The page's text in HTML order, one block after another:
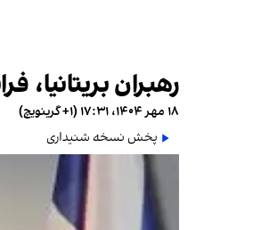
رهبران
۱۸ مهر ۱۴۰۴، ۱۷:۳۱ (‎+۱ گرینویچ)
پخش نسخه شنیداری